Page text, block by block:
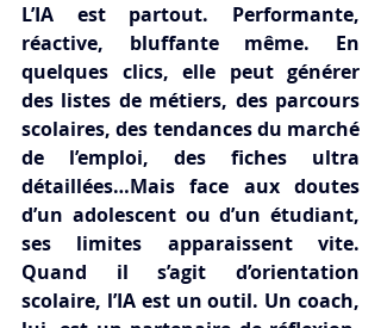
L’IA est partout. Performante,
réactive, bluffante même. En
quelques clics, elle peut générer
des listes de métiers, des parcours
scolaires, des tendances du marché
de l’emploi, des fiches ultra
détaillées…Mais face aux doutes
d’un adolescent ou d’un étudiant,
ses limites apparaissent vite.
Quand il s’agit d’orientation
scolaire, l’IA est un outil. Un coach,